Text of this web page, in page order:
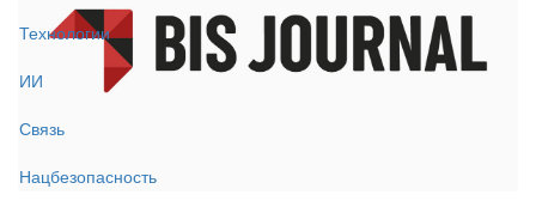
Технологии
ИИ
Связь
Нацбезопасность